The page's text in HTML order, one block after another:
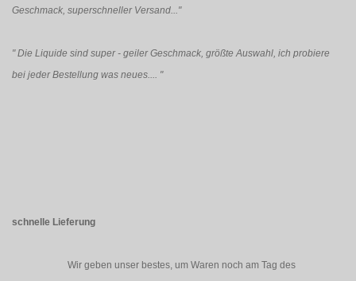
Geschmack, superschneller Versand..."
"Die Liquide sind super - geiler Geschmack, größte Auswahl, ich probiere
bei jeder Bestellung was neues.... "
schnelle Lieferung
Wir geben unser bestes, um Waren noch am Tag des